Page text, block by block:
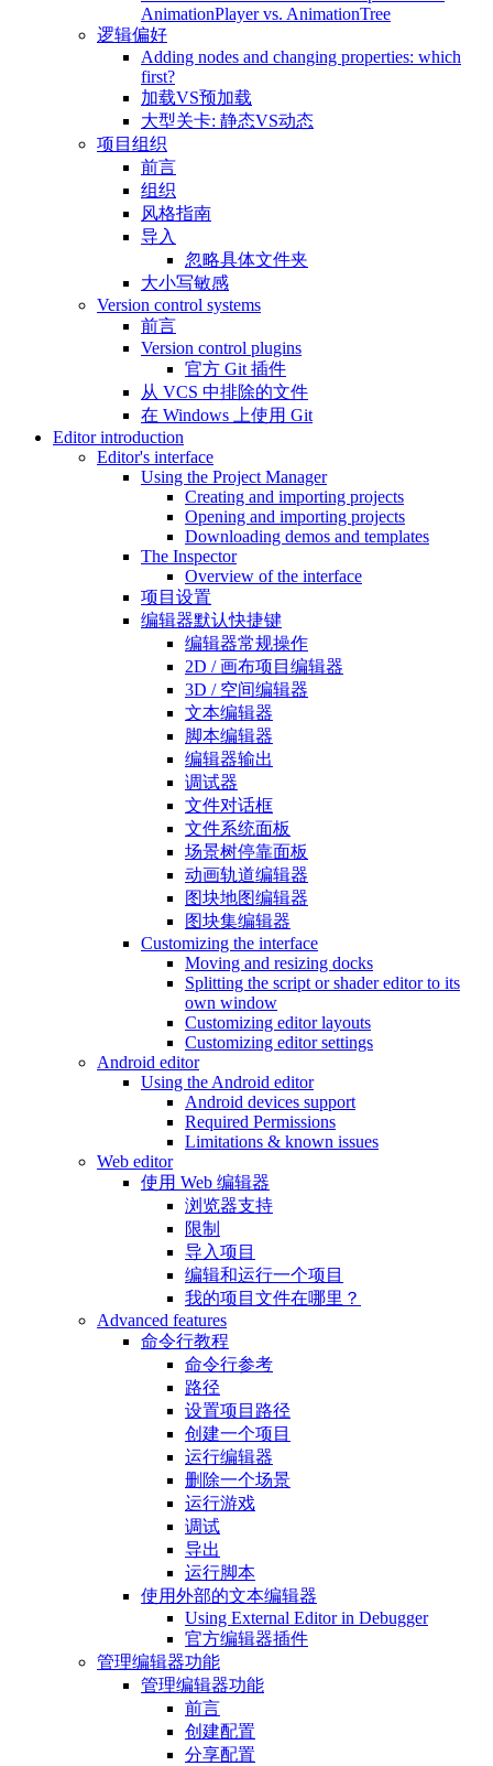
AnimationPlayer vs. AnimationTree
逻辑偏好
Adding nodes and changing properties: which
first?
加载VS预加载
大型关卡: 静态VS动态
项目组织
前言
组织
风格指南
导入
忽略具体文件夹
大小写敏感
Version control systems
前言
Version control plugins
官方 Git 插件
从 VCS 中排除的文件
在 Windows 上使用 Git
Editor introduction
Editor's interface
Using the Project Manager
Creating and importing projects
Opening and importing projects
Downloading demos and templates
The Inspector
Overview of the interface
项目设置
编辑器默认快捷键
编辑器常规操作
2D / 画布项目编辑器
3D / 空间编辑器
文本编辑器
脚本编辑器
编辑器输出
调试器
文件对话框
文件系统面板
场景树停靠面板
动画轨道编辑器
图块地图编辑器
图块集编辑器
Customizing the interface
Moving and resizing docks
Splitting the script or shader editor to its
own window
Customizing editor layouts
Customizing editor settings
Android editor
Using the Android editor
Android devices support
Required Permissions
Limitations & known issues
Web editor
使用 Web 编辑器
浏览器支持
限制
导入项目
编辑和运行一个项目
我的项目文件在哪里？
Advanced features
命令行教程
命令行参考
路径
设置项目路径
创建一个项目
运行编辑器
删除一个场景
运行游戏
调试
导出
运行脚本
使用外部的文本编辑器
Using External Editor in Debugger
官方编辑器插件
管理编辑器功能
管理编辑器功能
前言
创建配置
分享配置